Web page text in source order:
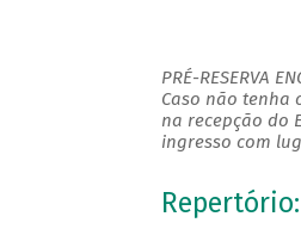
PRÉ-RESERVA
Caso não tenha
na recepção do
ingresso com
Repertório: